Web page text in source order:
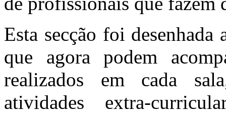
Esta secção foi
que agora podem
realizados em cada
atividades extra-